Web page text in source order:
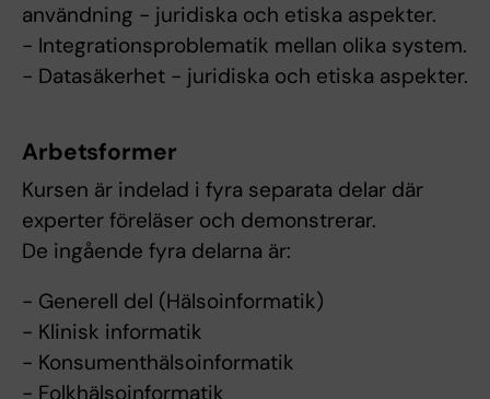
användning - juridiska och etiska aspekter.
- Integrationsproblematik mellan olika system.
- Datasäkerhet - juridiska och etiska aspekter.
Arbetsformer
Kursen är indelad i fyra separata delar där
experter föreläser och demonstrerar.
De ingående fyra delarna är:
- Generell del (Hälsoinformatik)
- Klinisk informatik
- Konsumenthälsoinformatik
- Folkhälsoinformatik